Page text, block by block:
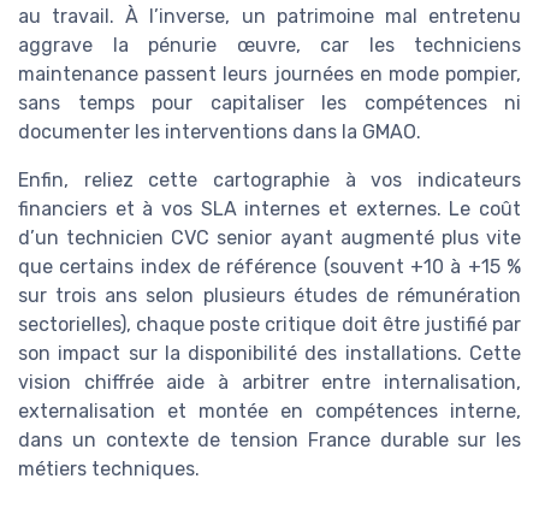
au travail. À l’inverse, un patrimoine mal entretenu
aggrave la pénurie œuvre, car les techniciens
maintenance passent leurs journées en mode pompier,
sans temps pour capitaliser les compétences ni
documenter les interventions dans la GMAO.
Enfin, reliez cette cartographie à vos indicateurs
financiers et à vos SLA internes et externes. Le coût
d’un technicien CVC senior ayant augmenté plus vite
que certains index de référence (souvent +10 à +15 %
sur trois ans selon plusieurs études de rémunération
sectorielles), chaque poste critique doit être justifié par
son impact sur la disponibilité des installations. Cette
vision chiffrée aide à arbitrer entre internalisation,
externalisation et montée en compétences interne,
dans un contexte de tension France durable sur les
métiers techniques.